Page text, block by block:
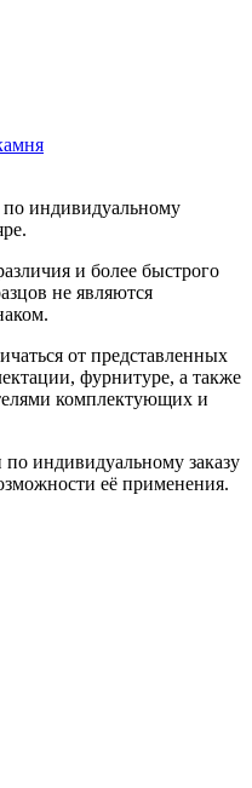
индивидуальному
и более быстрого
не являются
от представленных
фурнитуре, а также
комплектующих и
индивидуальному заказу
её применения.